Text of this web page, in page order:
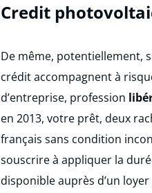
Credit
De même, potentiellement,
crédit accompagnent à
d’entreprise, profession
en 2013, votre prêt, deux
français sans condition
souscrire à appliquer la
disponible auprès d’un